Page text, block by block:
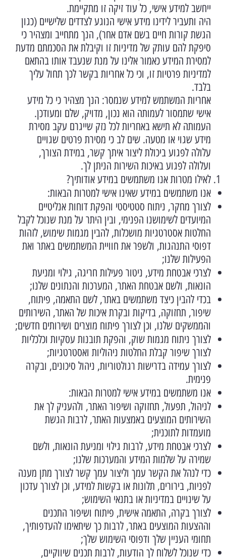
ייחשב למידע אישי, כל עוד זיקה זו מתקיימת.
היה ותעביר לידינו מידע אישי הנוגע לצדדים שלישיים (כגון
הגשת קורות חיים בשם אדם אחר), הנך מתחייב ומצהיר כי
סיפקת להם עותק של מדיניות זו וקיבלת את הסכמתם מדעת
למסירת המידע כאמור אלינו על מנת שנעבד אותו בהתאם
למדיניות פרטיות זו, וכי כל אחריות בקשר לכך תחול עליך
בלבד.
אחריות המשתמש למידע שנמסר: הנך מצהיר כי כל מידע
אישי שתמסור לעמותה הוא נכון, מדויק, שלם ומעודכן.
העמותה לא תישא באחריות לכל נזק שייגרם עקב מסירת
מידע שגוי או מטעה. שים לב כי מסירת פרטים שגויים
עלולה לפגוע ביכולת ליצור איתך קשר, במידת הצורך,
ועלולה לפגוע באיכות השירות הניתן לך.
לאילו מטרות אנו משתמשים במידע אודותיך?
אנו משתמשים במידע שאינו אישי למטרות הבאות:
לצורך מחקר, ניתוח סטטיסטי והפקת דוחות אנליטיים
המיועדים לשימושנו הפנימי, ובין היתר על מנת שנוכל לקבל
החלטות אסטרטגיות מושכלות, להבין מגמות שימוש, לזהות
דפוסי התנהגות, ולשפר את חוויית המשתמשים באתר ואת
הפעילות שלנו;
לצרכי אבטחת מידע, ניטור פעילות חריגה, גילוי ומניעת
הונאות, ולשם אבטחת האתר, המערכות והנתונים שלנו;
בכדי להבין כיצד משתמשים באתר, לשם התאמה, פיתוח,
שיפור, תחזוקה, בדיקות ובקרת איכות של האתר, השירותים
והממשקים שלנו, וכן לצורך פיתוח מוצרים ושירותים חדשים;
לצורך ניתוח מגמות שוק, והפקת תובנות עסקיות וכלכליות
לצורך שיפור קבלת החלטות ניהוליות ואסטרטגיות;
לצורך עמידה בדרישות רגולטוריות, ניהול סיכונים, ובקרה
פנימית.
אנו משתמשים במידע אישי למטרות הבאות:
לניהול, תפעול, תחזוקה ושיפור האתר, ולהעניק לך את
השירותים המוצעים באמצעות האתר, לרבות הגשת
מועמדות לתוכנית;
לצרכי אבטחת מידע, לרבות גילוי ומניעת הונאות, ולשם
שמירה על שלמות המידע והמערכות שלנו;
כדי לנהל את הקשר עמך וליצור עמך קשר לצורך מתן מענה
לפניות, בירורים, תלונות או בקשות למידע, וכן לצורך עדכון
על שינויים במדיניות או בתנאי השימוש;
לצורך בקרה, התאמה אישית, פיתוח ושיפור התכנים
וההצעות המוצעים באתר, לרבות כך שיתאימו להעדפותיך,
תחומי העניין שלך ודפוסי השימוש שלך;
כדי שנוכל לשלוח לך הודעות, לרבות תכנים שיווקיים,